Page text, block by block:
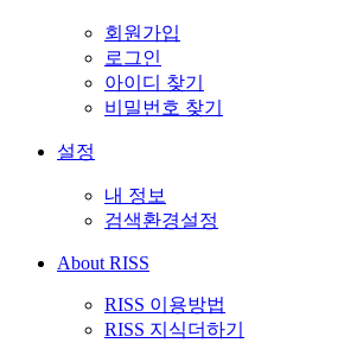
회원가입
로그인
아이디 찾기
비밀번호 찾기
설정
내 정보
검색환경설정
About RISS
RISS 이용방법
RISS 지식더하기